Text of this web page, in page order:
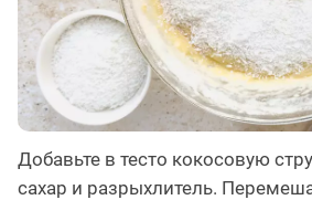
Добавьте в тесто кокосовую
сахар и разрыхлитель.